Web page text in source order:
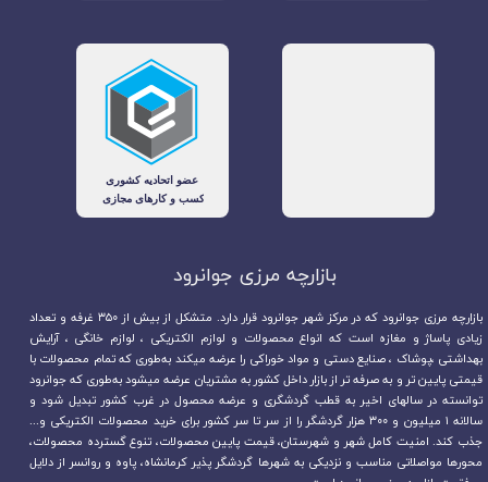
بازارچه مرزی جوانرود​​​​​​​
بازارچه مرزی جوانرود که در مرکز شهر جوانرود قرار دارد. متشکل از بیش از ۳۵۰ غرفه و تعداد
زیادی پاساژ و مغازه است که انواع محصولات و لوازم الکتریکی ، لوازم خانگی ، آرایش
بهداشتی ،پوشاک ، صنایع دستی و مواد خوراکی را عرضه میکند به‌طوری که تمام محصولات با
قیمتی پایین تر و به صرفه تر از بازار داخل کشور به مشتریان عرضه میشود به‌طوری که جوانرود
توانسته در سالهای اخیر به قطب گردشگری و عرضه محصول در غرب کشور تبدیل شود و
سالانه ۱ میلیون و ۳۰۰ هزار گردشگر را از سر تا سر کشور برای خرید محصولات الکتریکی و...
جذب کند. امنیت کامل شهر و شهرستان، قیمت پایین محصولات، تنوع گسترده محصولات،
محورها مواصلاتی مناسب و نزدیکی به شهرها گردشگر پذیر کرمانشاه، پاوه و روانسر از دلایل